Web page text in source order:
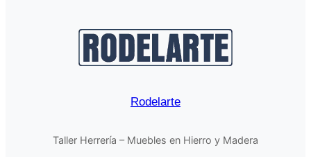
Rodelarte
Taller Herrería – Muebles en Hierro y Madera